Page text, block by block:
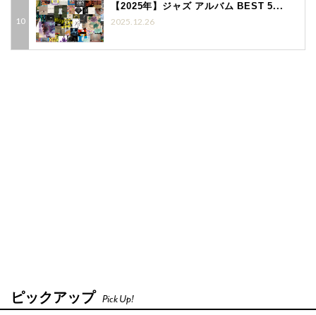
【2025年】ジャズ アルバム BEST 5...
2025.12.26
ピックアップ Pick Up!